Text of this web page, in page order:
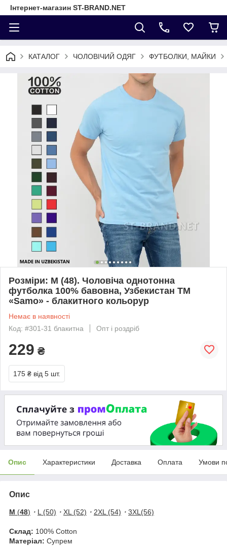
Інтернет-магазин ST-BRAND.NET
КАТАЛОГ ЧОЛОВІЧИЙ ОДЯГ ФУТБОЛКИ, МАЙКИ
Розміри: M (48). Чоловіча однотонна
футболка 100% бавовна, Узбекистан ТМ
«Samo» - блакитного кольорур
Немає в наявності
Код: #301-31 блакитна
Опт і роздріб
229 ₴
175 ₴ від 5 шт.
Опис Характеристики Доставка Оплата Умови
Опис
M (48) ・ L (50) ・ XL (52) ・ 2XL (54) ・ 3XL(56)
Склад: 100% Cotton
Матеріал: Супрем